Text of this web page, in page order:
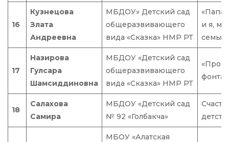
16
Кузнецова
Злата
Андреевна
МБДОУ» Детский сад
общеразвивающего
вида «Сказка» НМР РТ
«Папа,
и я, мы
семья!»
17
Назирова
Гулсара
Шамсиддиновна
МБДОУ «Детский сад
общеразвивающего
вида «Сказка» НМР РТ
18
Салахова
Самира
МБДОУ «Детский сад
№ 92 «Голбакча»
МБОУ «Алатская